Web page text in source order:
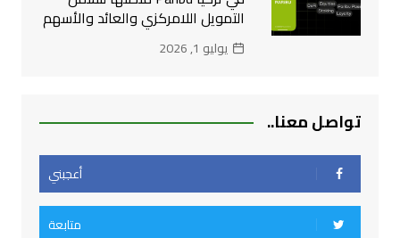
التمويل اللامركزي والعائد والأسهم
يوليو 1, 2026
تواصل معنا..
أعجبني
متابعة